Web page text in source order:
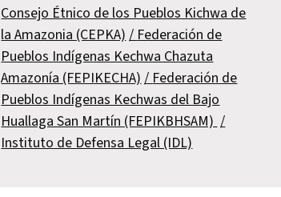
Consejo Étnico de los Pueblos Kichwa de
la Amazonia (CEPKA) Federación de
Pueblos Indígenas Kechwa Chazuta
Amazonía (FEPIKECHA) Federación de
Pueblos Indígenas Kechwas del Bajo
Huallaga San Martín (FEPIKBHSAM)
Instituto de Defensa Legal (IDL)